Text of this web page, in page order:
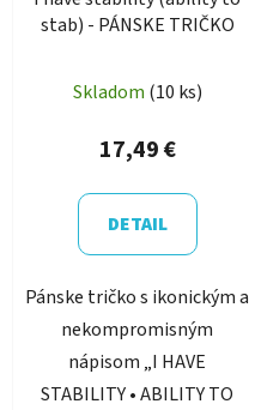
stab) - PÁNSKE TRIČKO
Skladom (10 ks)
17,49 €
DETAIL
Pánske tričko s ikonickým a
nekompromisným
nápisom „I HAVE
STABILITY • ABILITY TO